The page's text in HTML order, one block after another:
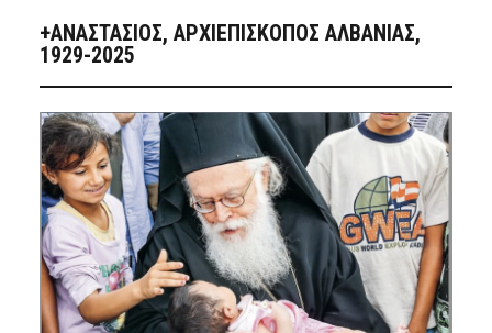
+ΑΝΑΣΤΆΣΙΟΣ, ΑΡΧΙΕΠΊΣΚΟΠΟΣ ΑΛΒΑΝΊΑΣ,
1929-2025